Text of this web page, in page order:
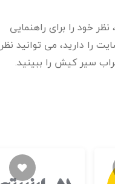
خود را برای راهنمایی
را دارید، می توانید نظر
سیر کیش را ببینید.